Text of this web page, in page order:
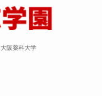
大阪薬科大学